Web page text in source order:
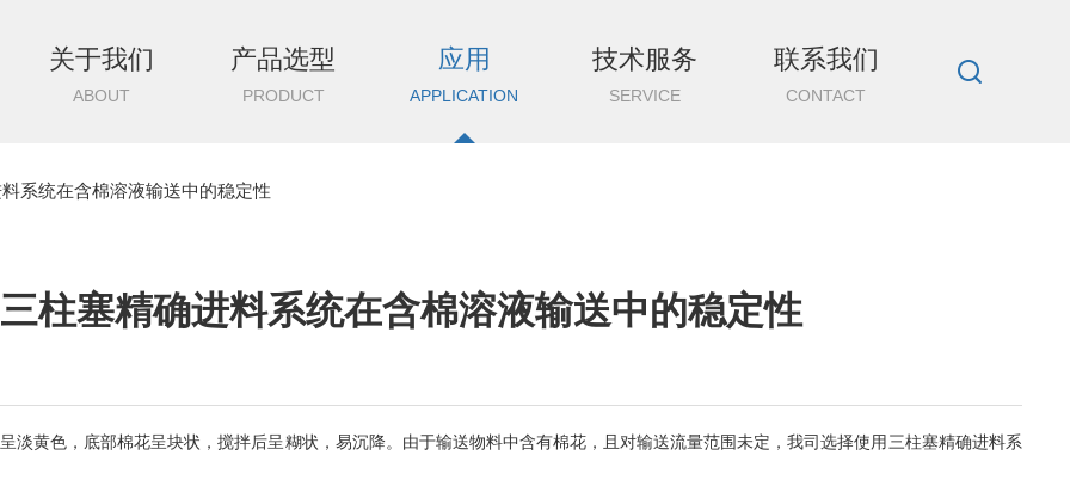
关于我们
ABOUT
产品选型
PRODUCT
应用
APPLICATION
技术服务
SERVICE
联系我们
CONTACT
系统在含棉溶液输送中的稳定性
柱塞精确进料系统在含棉溶液输送中的稳定性
淡黄色，底部棉花呈块状，搅拌后呈糊状，易沉降。由于输送物料中含有棉花，且对输送流量范围未定，我司选择使用三柱塞精确进料系